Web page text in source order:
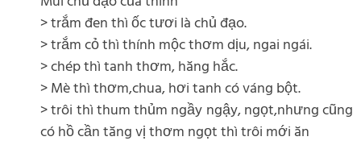
> trắm đen thì ốc tươi là chủ đạo.
> trắm cỏ thì thính mộc thơm dịu, ngai ngái.
> chép thì tanh thơm, hăng hắc.
> Mè thì thơm,chua, hơi tanh có váng bột.
> trôi thì thum thủm ngầy ngậy, ngọt,nhưng cũng
có hồ cần tăng vị thơm ngọt thì trôi mới ăn